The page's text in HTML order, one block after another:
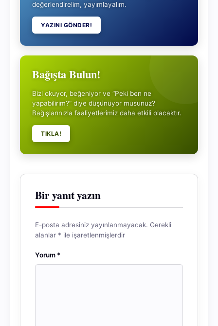
değerlendirelim, yayımlayalım.
YAZINI GÖNDER!
Bağışta Bulun!
Bizi okuyor, beğeniyor ve “Peki ben ne
yapabilirim?” diye düşünüyor musunuz?
Bağışlarınızla faaliyetlerimiz daha etkili olacaktır.
TIKLA!
Bir yanıt yazın
E-posta adresiniz yayınlanmayacak. Gerekli
alanlar * ile işaretlenmişlerdir
Yorum *